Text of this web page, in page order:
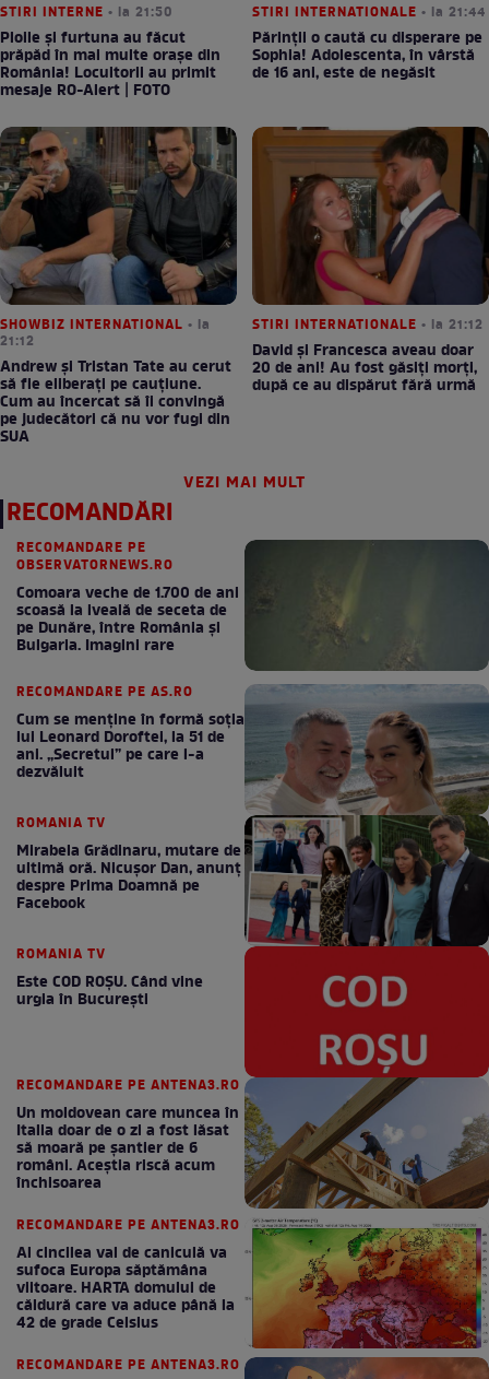
STIRI INTERNE • la 21:50
Ploile și furtuna au făcut
prăpăd în mai multe orașe din
România! Locuitorii au primit
mesaje RO-Alert | FOTO
STIRI INTERNATIONALE • la 21:44
Părinții o caută cu disperare pe
Sophia! Adolescenta, în vârstă
de 16 ani, este de negăsit
SHOWBIZ INTERNATIONAL • la
21:12
Andrew și Tristan Tate au cerut
să fie eliberați pe cauțiune.
Cum au încercat să îi convingă
pe judecători că nu vor fugi din
SUA
STIRI INTERNATIONALE • la 21:12
David și Francesca aveau doar
20 de ani! Au fost găsiți morți,
după ce au dispărut fără urmă
VEZI MAI MULT
RECOMANDĂRI
RECOMANDARE PE
OBSERVATORNEWS.RO
Comoara veche de 1.700 de ani
scoasă la iveală de seceta de
pe Dunăre, între România şi
Bulgaria. Imagini rare
RECOMANDARE PE AS.RO
Cum se menţine în formă soţia
lui Leonard Doroftei, la 51 de
ani. „Secretul” pe care l-a
dezvăluit
ROMANIA TV
Mirabela Grădinaru, mutare de
ultimă oră. Nicuşor Dan, anunţ
despre Prima Doamnă pe
Facebook
ROMANIA TV
Este COD ROŞU. Când vine
urgia în Bucureşti
RECOMANDARE PE ANTENA3.RO
Un moldovean care muncea în
Italia doar de o zi a fost lăsat
să moară pe şantier de 6
români. Aceștia riscă acum
închisoarea
RECOMANDARE PE ANTENA3.RO
Al cincilea val de caniculă va
sufoca Europa săptămâna
viitoare. HARTA domului de
căldură care va aduce până la
42 de grade Celsius
RECOMANDARE PE ANTENA3.RO